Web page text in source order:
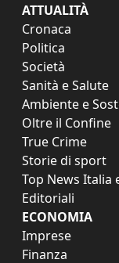
ATTUALITÀ
Cronaca
Politica
Società
Sanità e Salute
Ambiente e
Oltre il Confine
True Crime
Storie di sport
Top News Italia
Editoriali
ECONOMIA
Imprese
Finanza